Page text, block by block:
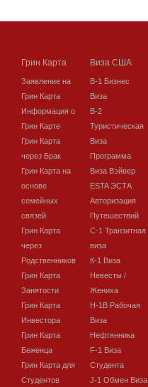
Грин Карта
Заявление на
Грин Карта
Информация о
Грин Карте
Грин Карта
через Брак
Грин Карта на
основе
семейных
связей
Грин Карта
через
Родственников
Грин Карта
Занятости
Грин Карта
Инвестора
Грин Карта
Беженца
Грин Карта для
Студентов
Виза США
В-1 Бизнес
Виза
В-2
Туристическая
Виза
Программа
Виза Вэйвер
ESTA ЭСТА
Авторизация
Путешествий
C-1 Транзитная
виза
К-1 Виза
Невесты /
Жениха
H-1B Рабочая
Виза
Нефтянника
F-1 Виза
Студента
J-1 Обмен Виза